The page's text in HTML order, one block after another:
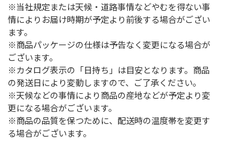
※当社規定または天候・道路事情などやむを得ない事
情によりお届け時期が予定より前後する場合がござい
ます。
※商品パッケージの仕様は予告なく変更になる場合が
ございます。
※カタログ表示の「日持ち」は目安となります。商品
の発送日により変動しますので、ご了承ください。
※天候などの事情により商品の産地などが予定より変
更になる場合がございます。
※商品の品質を保つために、配送時の温度帯を変更す
る場合がございます。